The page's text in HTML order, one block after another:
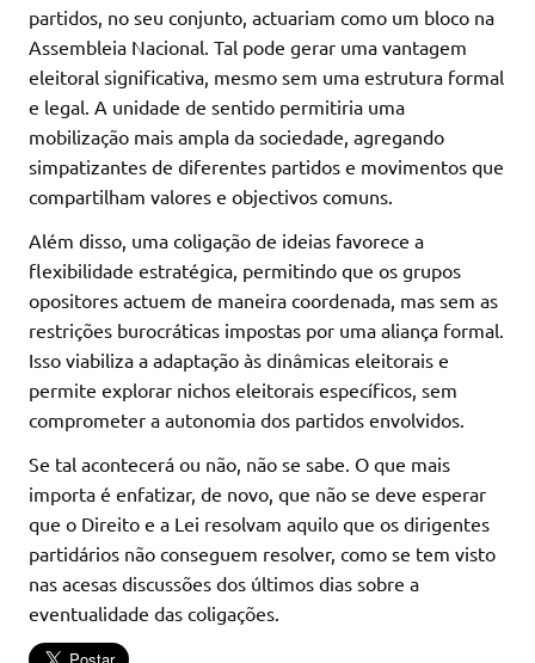
partidos, no seu conjunto, actuariam como um bloco na
Assembleia Nacional. Tal pode gerar uma vantagem
eleitoral significativa, mesmo sem uma estrutura formal
e legal. A unidade de sentido permitiria uma
mobilização mais ampla da sociedade, agregando
simpatizantes de diferentes partidos e movimentos que
compartilham valores e objectivos comuns.
Além disso, uma coligação de ideias favorece a
flexibilidade estratégica, permitindo que os grupos
opositores actuem de maneira coordenada, mas sem as
restrições burocráticas impostas por uma aliança formal.
Isso viabiliza a adaptação às dinâmicas eleitorais e
permite explorar nichos eleitorais específicos, sem
comprometer a autonomia dos partidos envolvidos.
Se tal acontecerá ou não, não se sabe. O que mais
importa é enfatizar, de novo, que não se deve esperar
que o Direito e a Lei resolvam aquilo que os dirigentes
partidários não conseguem resolver, como se tem visto
nas acesas discussões dos últimos dias sobre a
eventualidade das coligações.